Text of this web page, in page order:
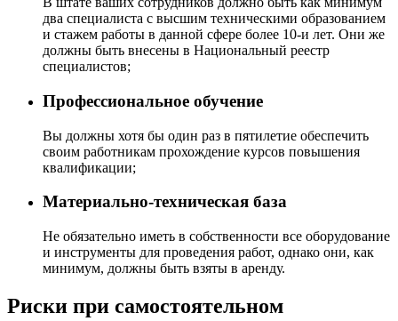
два специалиста с высшим техническими образованием
и стажем работы в данной сфере более 10-и лет. Они же
должны быть внесены в Национальный реестр
специалистов;
Профессиональное обучение
Вы должны хотя бы один раз в пятилетие обеспечить
своим работникам прохождение курсов повышения
квалификации;
Материально-техническая база
Не обязательно иметь в собственности все оборудование
и инструменты для проведения работ, однако они, как
минимум, должны быть взяты в аренду.
Риски при самостоятельном